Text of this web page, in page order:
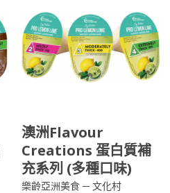
澳洲Flavour
Creations 蛋白質補
充系列 (多種口味)
樂齡亞洲美食 ─ 文化村